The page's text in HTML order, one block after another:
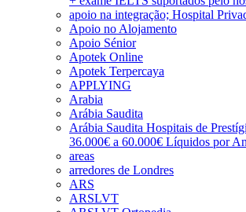
apoio na integração; Hospital
Apoio no Alojamento
Apoio Sénior
Apotek Online
Apotek Terpercaya
APPLYING
Arabia
Arábia Saudita
Arábia Saudita Hospitais de
36.000€ a 60.000€ Líquidos por
areas
arredores de Londres
ARS
ARSLVT